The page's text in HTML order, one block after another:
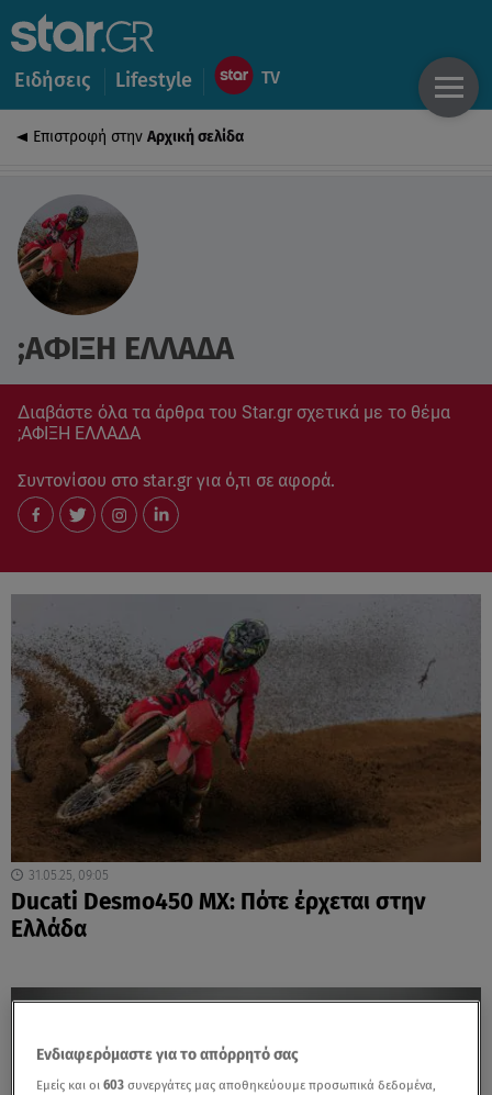
Ειδήσεις Lifestyle
Επιστροφή στην Αρχική σελίδα
;ΑΦΙΞΗ ΕΛΛΑΔΑ
Διαβάστε όλα τα άρθρα του Star.gr σχετικά με το θέμα
;ΑΦΙΞΗ ΕΛΛΑΔΑ
Συντονίσου στο star.gr για ό,τι σε αφορά.
31.05.25, 09:05
Ducati Desmo450 MX: Πότε έρχεται στην
Ελλάδα
Ενδιαφερόμαστε για το απόρρητό σας
Εμείς και οι603 συνεργάτες μας αποθηκεύουμε προσωπικά δεδομένα,